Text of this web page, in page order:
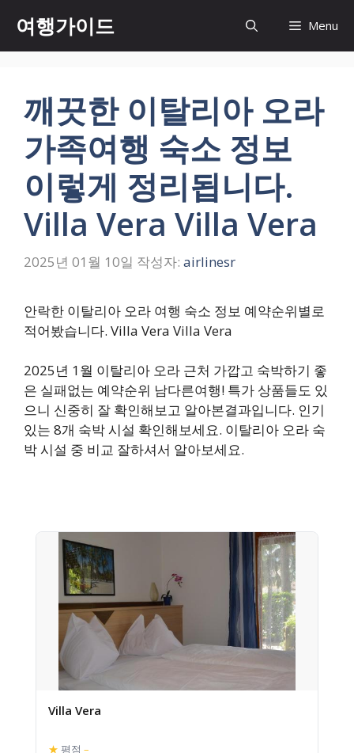
츠
여행가이드 Menu
깨끗한 이탈리아 오라
가족여행 숙소 정보
이렇게 정리됩니다.
Villa Vera Villa Vera
2025년 01월 10일 작성자: airlinesr
안락한 이탈리아 오라 여행 숙소 정보 예약순위별로
적어봤습니다. Villa Vera Villa Vera
2025년 1월 이탈리아 오라 근처 가깝고 숙박하기 좋
은 실패없는 예약순위 남다른여행! 특가 상품들도 있
으니 신중히 잘 확인해보고 알아본결과입니다. 인기
있는 8개 숙박 시설 확인해보세요. 이탈리아 오라 숙
박 시설 중 비교 잘하셔서 알아보세요.
Villa Vera
★ 평점 –